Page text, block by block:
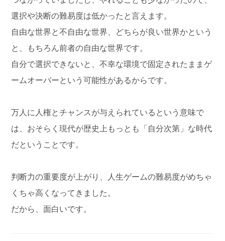
選択や決断の難易度は低かったと言えます。
自由な世界と不自由な世界、どちらが良い世界かという
と、もちろん前者の自由な世界です。
自分で選択できないと、不幸な環境で固定されたままゲ
ームオーバーという可能性があるからです。
万人に人権とチャンスが与えられているという意味で
は、おそらく現代が歴史上もっとも「自分次第」な時代
だということです。
判断力の重要度が上がり、人生ゲームの難易度がめちゃ
くちゃ高くなってきました。
だから、面白いです。